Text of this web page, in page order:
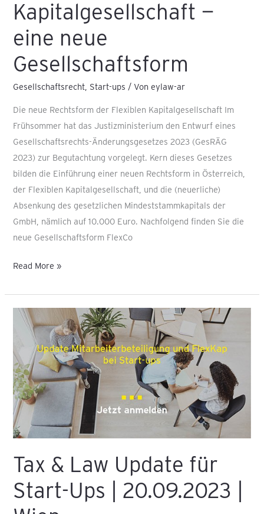
Kapitalgesellschaft —
eine neue
Gesellschaftsform
Gesellschaftsrecht, Start-ups / Voneylaw-ar
Die neue Rechtsform der Flexiblen Kapitalgesellschaft Im
Frühsommer hat das Justizministerium den Entwurf eines
Gesellschaftsrechts-Änderungsgesetzes 2023 (GesRÄG
2023) zur Begutachtung vorgelegt. Kern dieses Gesetzes
bilden die Einführung einer neuen Rechtsform in Österreich,
der Flexiblen Kapitalgesellschaft, und die (neuerliche)
Absenkung des gesetzlichen Mindeststammkapitals der
GmbH, nämlich auf 10.000 Euro. Nachfolgend finden Sie die
neue Gesellschaftsform FlexCo
Read More »
Tax & Law Update für
Start-Ups | 20.09.2023 |
Tax
Update
für
Start-
Ups
|
|
Wien